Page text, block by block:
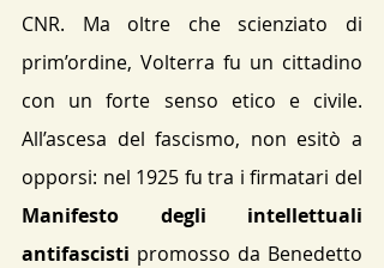
CNR. Ma oltre che scienziato di
prim’ordine, Volterra fu un cittadino
con un forte senso etico e civile.
All’ascesa del fascismo, non esitò a
Manifesto degli intellettuali
antifascisti promosso da Benedetto